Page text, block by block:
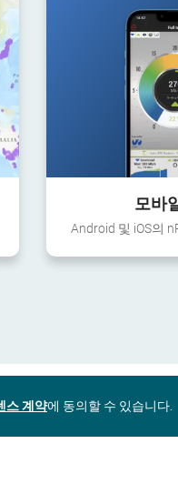
모바
Android 및 iOS의
스 계약에 동의할 수 있습니다.